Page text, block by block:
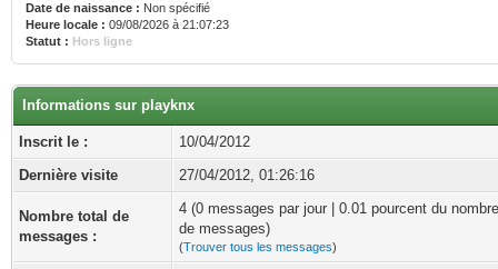
Date de naissance : Non spécifié
Heure locale : 09/08/2026 à 21:07:23
Statut : Hors ligne
Informations sur playknx
Inscrit le :
10/04/2012
Dernière visite
27/04/2012, 01:26:16
Nombre total de
messages :
4 (0 messages par jour | 0.01 pourcent du
de messages)
(Trouver tous les messages)